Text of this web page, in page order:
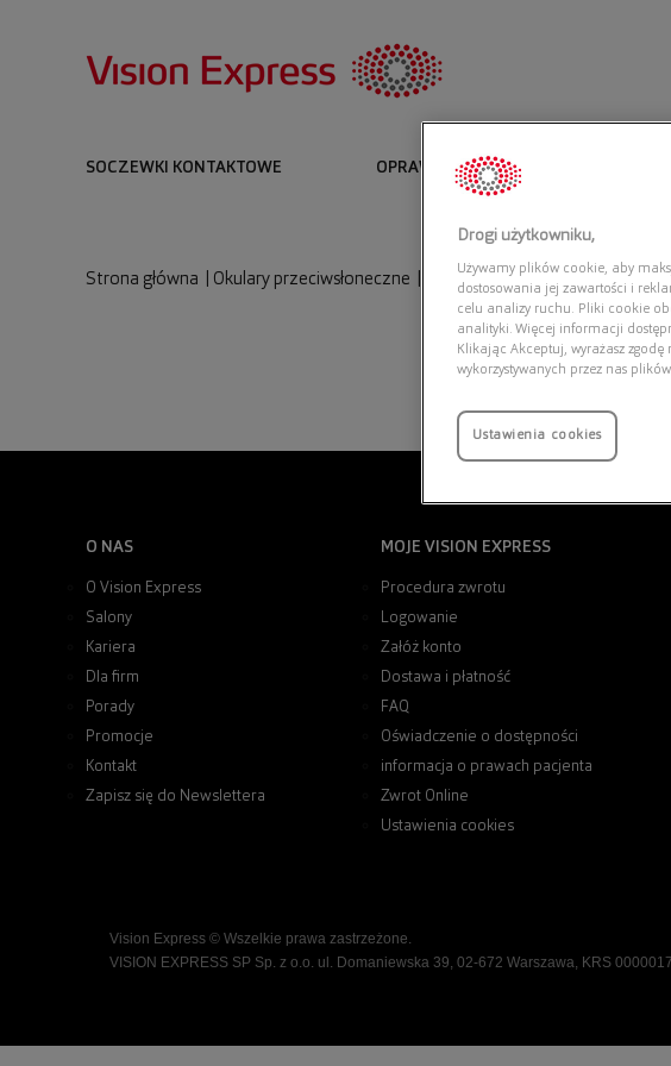
SOCZEWKI KONTAKTOWE OPRAWKI I OKULARY KOREKCYJNE
Strona główna Okulary przeciwsłoneczne RALPH 0RA5160 501/11
O NAS
O Vision Express
Salony
Kariera
Dla firm
Porady
Promocje
Kontakt
Zapisz się do Newslettera
MOJE VISION EXPRESS
Procedura zwrotu
Logowanie
Załóż konto
Dostawa i płatność
FAQ
Oświadczenie o dostępności
informacja o prawach pacjenta
Zwrot Online
Ustawienia cookies
Vision Express © Wszelkie prawa zastrzeżone.
VISION EXPRESS SP Sp. z o.o. ul. Domaniewska 39, 02-672 Warszawa, KRS
Drogi użytkowniku,
Używamy plików cookie, aby
dostosowania jej zawartości i
celu analizy ruchu. Pliki cookie
analityki. Więcej informacji
Klikając Akceptuj, wyrażasz
wykorzystywanych przez nas
Ustawienia cookies